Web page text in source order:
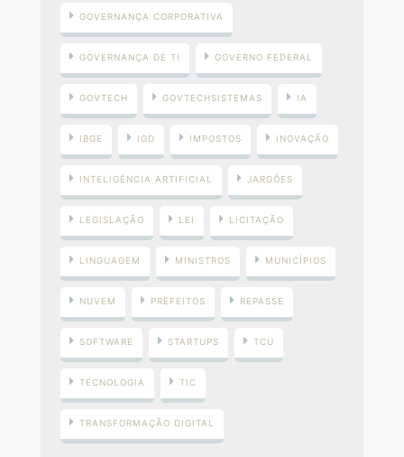
GOVERNANÇA CORPORATIVA
GOVERNANÇA DE TI GOVERNO FEDERAL
GOVTECH GOVTECHSISTEMAS IA
IBGE IGD IMPOSTOS INOVAÇÃO
INTELIGÊNCIA ARTIFICIAL JARGÕES
LEGISLAÇÃO LEI LICITAÇÃO
LINGUAGEM MINISTROS MUNICÍPIOS
NUVEM PREFEITOS REPASSE
SOFTWARE STARTUPS TCU
TECNOLOGIA TIC
TRANSFORMAÇÃO DIGITAL